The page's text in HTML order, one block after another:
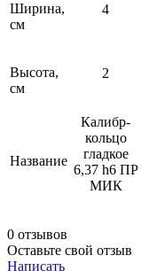
Ширина,
см
4
Высота,
см
2
Название
Калибр-
кольцо
гладкое
6,37 h6 ПР
МИК
0 отзывов
Оставьте свой отзыв
Написать